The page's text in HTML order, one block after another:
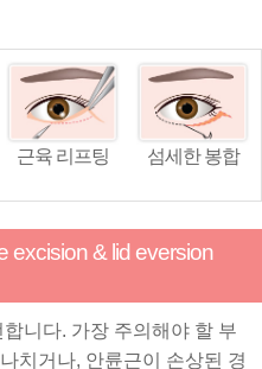
근육 리프팅 섬세한 봉합
excision & lid eversion
니다. 가장 주의해야 할 부
치거나, 안륜근이 손상된 경